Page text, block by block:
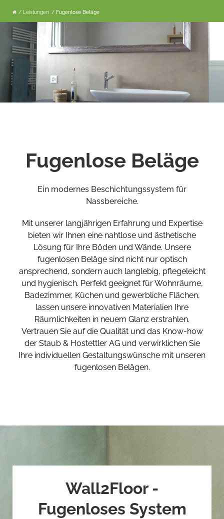
/ Leistungen / Fugenlose Beläge
Fugenlose Beläge
Ein modernes Beschichtungssystem für
Nassbereiche.
Mit unserer langjährigen Erfahrung und Expertise
bieten wir Ihnen eine nahtlose und ästhetische
Lösung für Ihre Böden und Wände. Unsere
fugenlosen Beläge sind nicht nur optisch
ansprechend, sondern auch langlebig, pflegeleicht
und hygienisch. Perfekt geeignet für Wohnräume,
Badezimmer, Küchen und gewerbliche Flächen,
lassen unsere innovativen Materialien Ihre
Räumlichkeiten in neuem Glanz erstrahlen.
Vertrauen Sie auf die Qualität und das Know-how
der Staub & Hostettler AG und verwirklichen Sie
Ihre individuellen Gestaltungswünsche mit unseren
fugenlosen Belägen.
Wall2Floor -
Fugenloses System